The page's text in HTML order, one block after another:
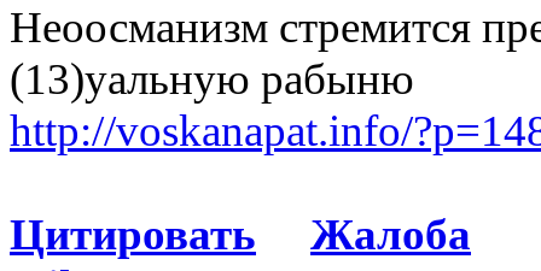
Неоосманизм стремится
(13)уальную рабыню
http://voskanapat.info/
Цитировать
Жалоба